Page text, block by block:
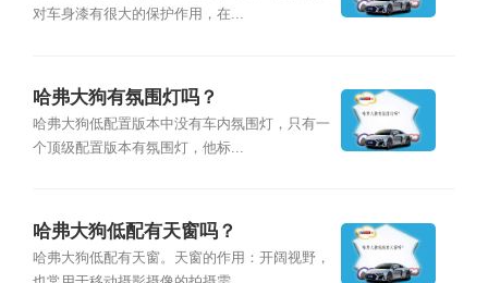
对车身漆有很大的保护作用，在...
哈弗大狗有氛围灯吗？
哈弗大狗低配置版本中没有车内氛围灯，只有一
个顶级配置版本有氛围灯，他标...
哈弗大狗低配有天窗吗？
哈弗大狗低配有天窗。天窗的作用：开阔视野，